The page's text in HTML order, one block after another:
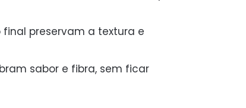
preservam a textura e
sabor e fibra, sem ficar